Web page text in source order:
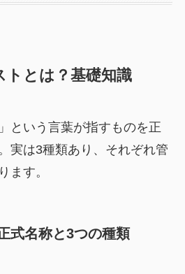
トとは？基礎知識
という言葉が指すものを正
実は3種類あり、それぞれ管
ます。
式名称と3つの種類